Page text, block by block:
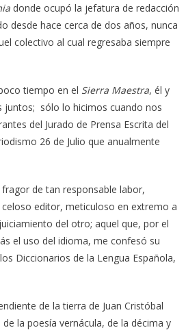
donde ocupó la jefatura de redacción
desde hace cerca de dos años, nunca
colectivo al cual regresaba siempre
tiempo en el Sierra Maestra, él y
juntos; sólo lo hicimos cuando nos
del Jurado de Prensa Escrita del
26 de Julio que anualmente
de tan responsable labor,
editor, meticuloso en extremo a
del otro; aquel que, por el
el uso del idioma, me confesó su
Diccionarios de la Lengua Española,
de la tierra de Juan Cristóbal
la poesía vernácula, de la décima y